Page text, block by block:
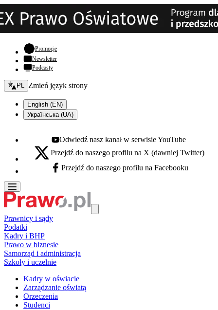
Promocje- otwiera się w nowej karcie
Newsletter
Podcasty
Zmień język - bieżący:
PL Zmień język strony
English (EN)
Українська (UA)
Youtube - otwiera się w nowej karcie
Odwiedź nasz kanał w serwisie YouTube
X - otwiera się w nowej karcie
Przejdź do naszego profilu na X (dawniej Twitter)
Facebook - otwiera się w nowej karcie
Przejdź do naszego profilu na Facebooku
Prawnicy i sądy
Podatki
Kadry i BHP
Prawo w biznesie
Samorząd i administracja
Szkoły i uczelnie
Kadry w oświacie
Zarządzanie oświatą
Orzeczenia
Studenci